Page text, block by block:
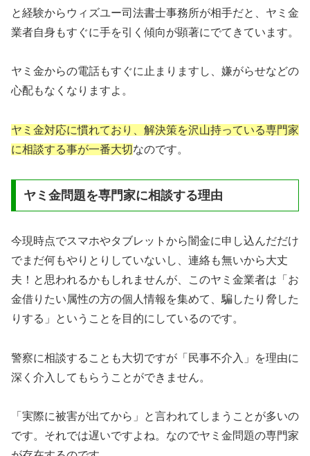
と経験からウィズユー司法書士事務所が相手だと、ヤミ金
業者自身もすぐに手を引く傾向が顕著にでてきています。
ヤミ金からの電話もすぐに止まりますし、嫌がらせなどの
心配もなくなりますよ。
ヤミ金対応に慣れており、解決策を沢山持っている専門家
に相談する事が一番大切なのです。
ヤミ金問題を専門家に相談する理由
今現時点でスマホやタブレットから闇金に申し込んだだけ
でまだ何もやりとりしていないし、連絡も無いから大丈
夫！と思われるかもしれませんが、このヤミ金業者は「お
金借りたい属性の方の個人情報を集めて、騙したり脅した
りする」ということを目的にしているのです。
警察に相談することも大切ですが「民事不介入」を理由に
深く介入してもらうことができません。
「実際に被害が出てから」と言われてしまうことが多いの
です。それでは遅いですよね。なのでヤミ金問題の専門家